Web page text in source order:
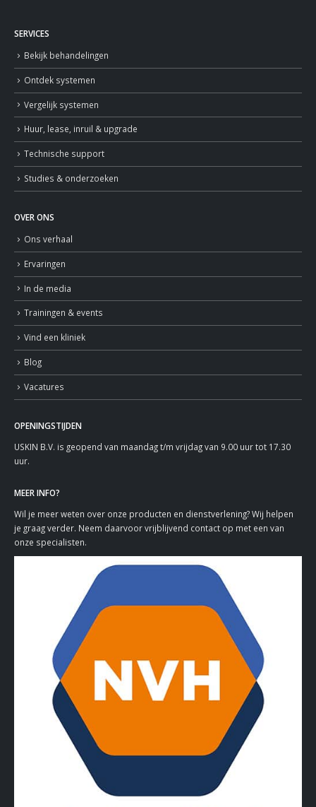
SERVICES
Bekijk behandelingen
Ontdek systemen
Vergelijk systemen
Huur, lease, inruil & upgrade
Technische support
Studies & onderzoeken
OVER ONS
Ons verhaal
Ervaringen
In de media
Trainingen & events
Vind een kliniek
Blog
Vacatures
OPENINGSTIJDEN
USKIN B.V. is geopend van maandag t/m vrijdag van 9.00 uur tot 17.30
uur.
MEER INFO?
Wil je meer weten over onze producten en dienstverlening? Wij helpen
je graag verder. Neem daarvoor vrijblijvend contact op met een van
onze specialisten.